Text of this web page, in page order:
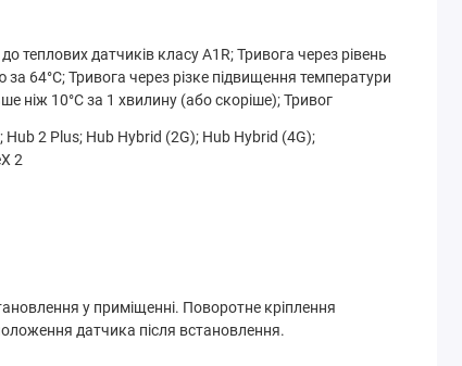
теплових датчиків класу A1R; Тривога через рівень
64°C; Тривога через різке підвищення температури
ніж 10°C за 1 хвилину (або скоріше); Тривог
2 Plus; Hub Hybrid (2G); Hub Hybrid (4G);
2
у приміщенні. Поворотне кріплення
датчика після встановлення.